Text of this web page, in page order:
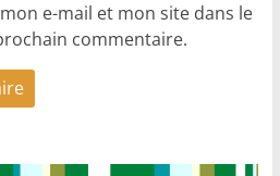
e-mail et mon site dans le
commentaire.